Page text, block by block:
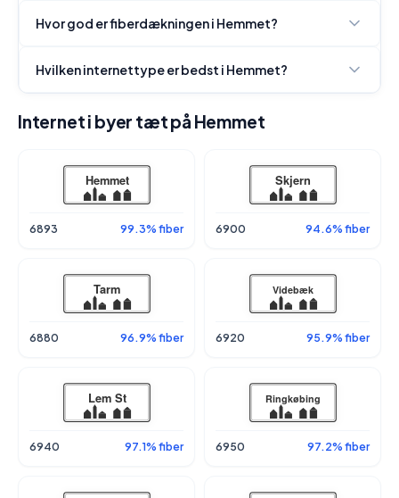
Hvor god er fiberdækningen i Hemmet?
Hvilken internettype er bedst i Hemmet?
Internet i byer tæt på Hemmet
6893 99.3% fiber 6900 94.6% fiber
6880 96.9% fiber 6920 95.9% fiber
6940 97.1% fiber 6950 97.2% fiber